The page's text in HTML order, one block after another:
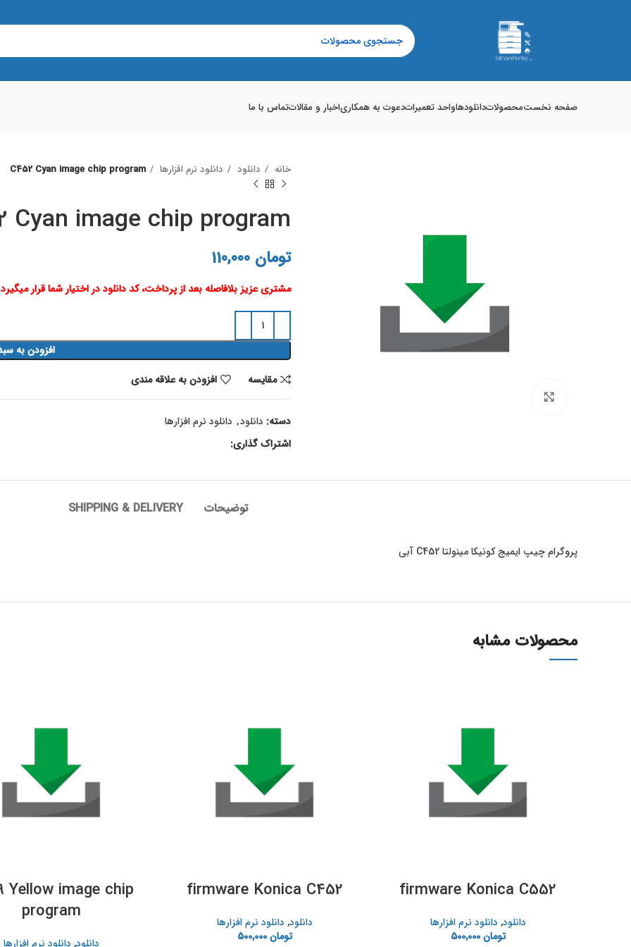
صفحه نخستمحصولاتدانلودهاواحد تعمیراتدعوت به همکاریاخبار و مقالاتتماس با ما
خانه دانلود دانلود نرم افزارها C452 Cyan image chip program
Cyan image chip program
تومان 110,000
مشتری عزیز بلافاصله بعد از پرداخت، کد دانلود در اختیار شما قرار
افزودن به
مقايسه
افزودن به علاقه مندی
دسته: دانلود, دانلود نرم افزارها
اشتراک گذاری:
توضیحات SHIPPING & DELIVERY
پروگرام چیپ ایمیج کونیکا مینولتا C452 آبی
محصولات مشابه
firmware Konica C552
دانلود, دانلود نرم افزارها
تومان500,000
firmware Konica C452
دانلود, دانلود نرم افزارها
تومان500,000
Yellow image chip
program
دانلود, دانلود نرم افزارها